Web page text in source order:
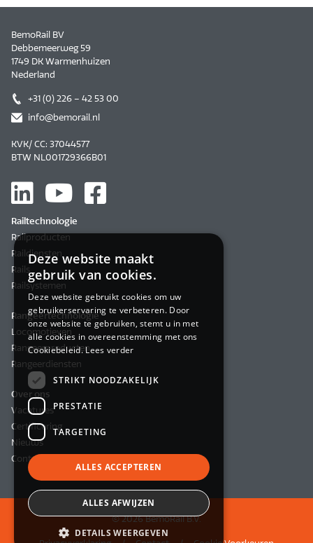
BemoRail BV
Debbemeerweg 59
1749 DK Warmenhuizen
Nederland
+31 (0) 226 – 42 53 00
info@bemorail.nl
KVK/ CC: 37044577
BTW NL001729366B01
Railtechnologie
Railproducten
Raildiensten
Rails
Railsystemen
Rangeertechnologie
Locomotieven
Rangeerproducten
Rangeerdiensten
Over ons
Vacatures
Certificering
Nieuws
Contact
© 2026 BemoRail B.V.
Deze website maakt
gebruik van cookies.
Deze website gebruikt cookies om uw
gebruikerservaring te verbeteren. Door
onze website te gebruiken, stemt u in met
alle cookies in overeenstemming met ons
Cookiebeleid.Lees verder
STRIKT NOODZAKELIJK
PRESTATIE
TARGETING
ALLES ACCEPTEREN
ALLES AFWIJZEN
DETAILS WEERGEVEN